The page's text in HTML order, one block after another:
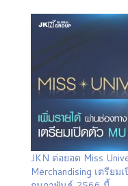
JKN ต่อยอด Miss
Merchandising เตรีย